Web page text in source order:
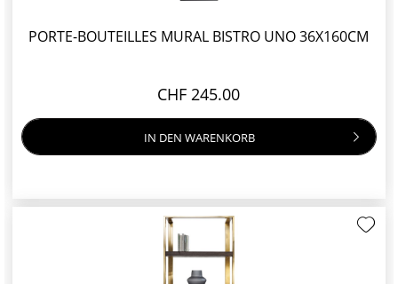
PORTE-BOUTEILLES MURAL BISTRO UNO 36X160CM
CHF 245.00
IN DEN WARENKORB